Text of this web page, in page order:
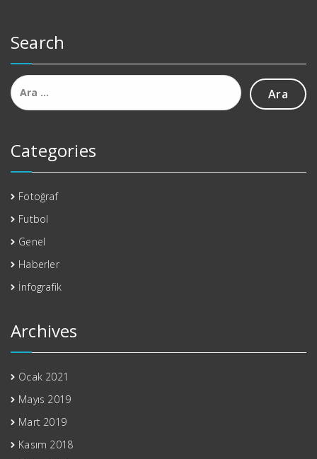
Search
Arama:
Categories
Fotoğraf
Futbol
Genel
Haberler
İnfografik
Archives
Ocak 2021
Mayıs 2019
Mart 2019
Kasım 2018